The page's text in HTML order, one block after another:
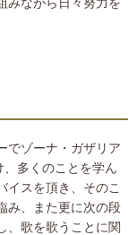
でゾーナ・ガザリア
多くのことを学ん
イスを頂き、そのこ
み、また更に次の段
、歌を歌うことに関